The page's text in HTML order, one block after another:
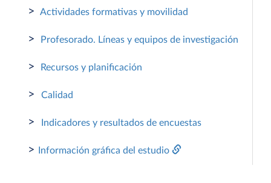
> Actividades formativas y movilidad
> Profesorado. Líneas y equipos de investigación
> Recursos y planificación
> Calidad
> Indicadores y resultados de encuestas
> Información gráfica del estudio